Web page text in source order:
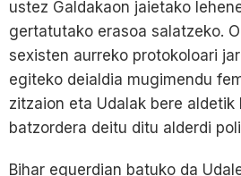
ustez Galdakaon jaietako
gertatutako erasoa salatzeko.
sexisten aurreko protokoloari
egiteko deialdia mugimendu
zitzaion eta Udalak bere aldetik
batzordera deitu ditu alderdi
Bihar eguerdian batuko da